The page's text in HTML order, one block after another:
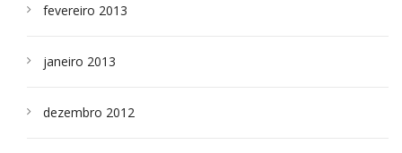
fevereiro 2013
janeiro 2013
dezembro 2012